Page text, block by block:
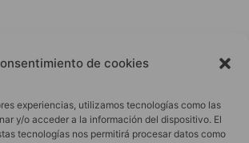
de cookies
experiencias, utilizamos tecnologías como las
y/o acceder a la información del dispositivo. El
tecnologías nos permitirá procesar datos como
que Evoluciona Contigo
ACCESORIOS